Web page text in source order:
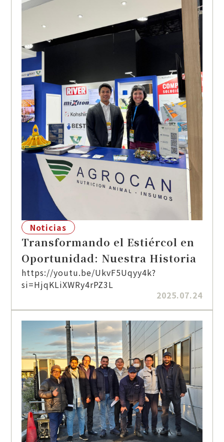
Noticias
Transformando el Estiércol en
Oportunidad: Nuestra Historia
https://youtu.be/UkvF5Uqyy4k?
si=HjqKLiXWRy4rPZ3L
2025.07.24